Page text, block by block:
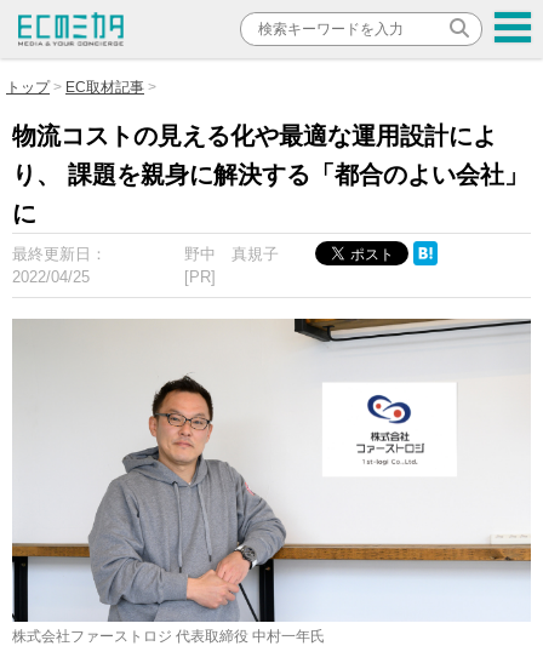
トップ EC取材記事
物流コストの見える化や最適な運用設計によ
り、 課題を親身に解決する「都合のよい会社」
に
最終更新日：
2022/04/25
野中 真規子
[PR]
株式会社ファーストロジ 代表取締役 中村一年氏